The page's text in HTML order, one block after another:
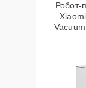
Робот-